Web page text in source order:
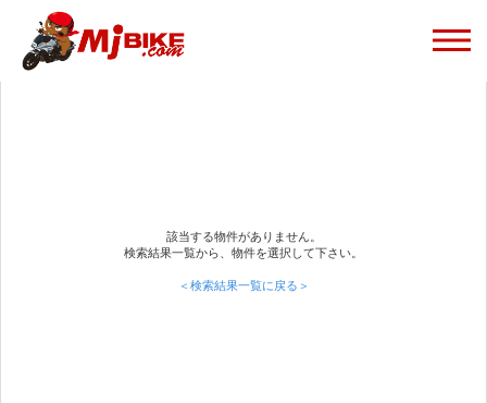
該当する物件がありません。
検索結果一覧から、物件を選択して下さい。
＜検索結果一覧に戻る＞